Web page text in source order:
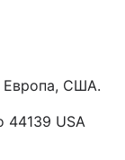
Европа, США.
44139 USA